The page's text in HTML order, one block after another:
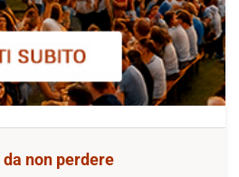
da non perdere